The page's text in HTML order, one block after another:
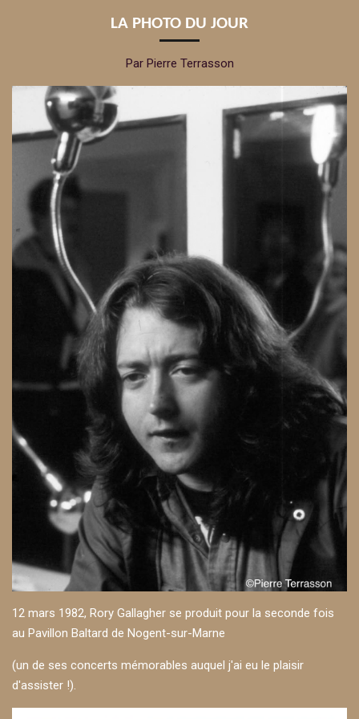
LA PHOTO DU JOUR
Par Pierre Terrasson
12 mars 1982, Rory Gallagher se produit pour la seconde fois
au Pavillon Baltard de Nogent-sur-Marne
(un de ses concerts mémorables auquel j'ai eu le plaisir
d'assister !).